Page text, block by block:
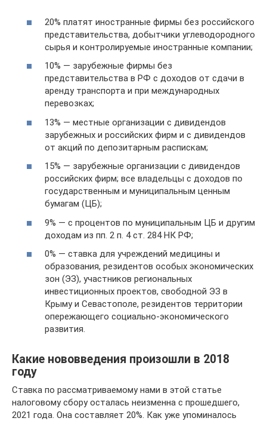
20% платят иностранные фирмы без российского
представительства, добытчики углеводородного
сырья и контролируемые иностранные компании;
10% — зарубежные фирмы без
представительства в РФ с доходов от сдачи в
аренду транспорта и при международных
перевозках;
13% — местные организации с дивидендов
зарубежных и российских фирм и с дивидендов
от акций по депозитарным распискам;
15% — зарубежные организации с дивидендов
российских фирм; все владельцы с доходов по
государственным и муниципальным ценным
бумагам (ЦБ);
9% — с процентов по муниципальным ЦБ и другим
доходам из пп. 2 п. 4 ст. 284 НК РФ;
0% — ставка для учреждений медицины и
образования, резидентов особых экономических
зон (ЭЗ), участников региональных
инвестиционных проектов, свободной ЭЗ в
Крыму и Севастополе, резидентов территории
опережающего социально-экономического
развития.
Какие нововведения произошли в 2018
году
Ставка по рассматриваемому нами в этой статье
налоговому сбору осталась неизменна с прошедшего,
2021 года. Она составляет 20%. Как уже упоминалось